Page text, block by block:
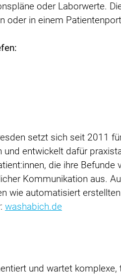
oder Laborwerte.
oder in einem
setzt sich seit 2011
entwickelt dafür
die ihre
Kommunikation aus.
wie automatisiert
washabich.de
und wartet